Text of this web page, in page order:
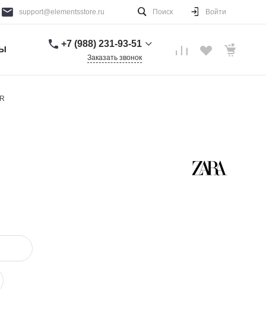
support@elementsstore.ru Поиск Войти
+7 (988) 231-93-51
Заказать звонок